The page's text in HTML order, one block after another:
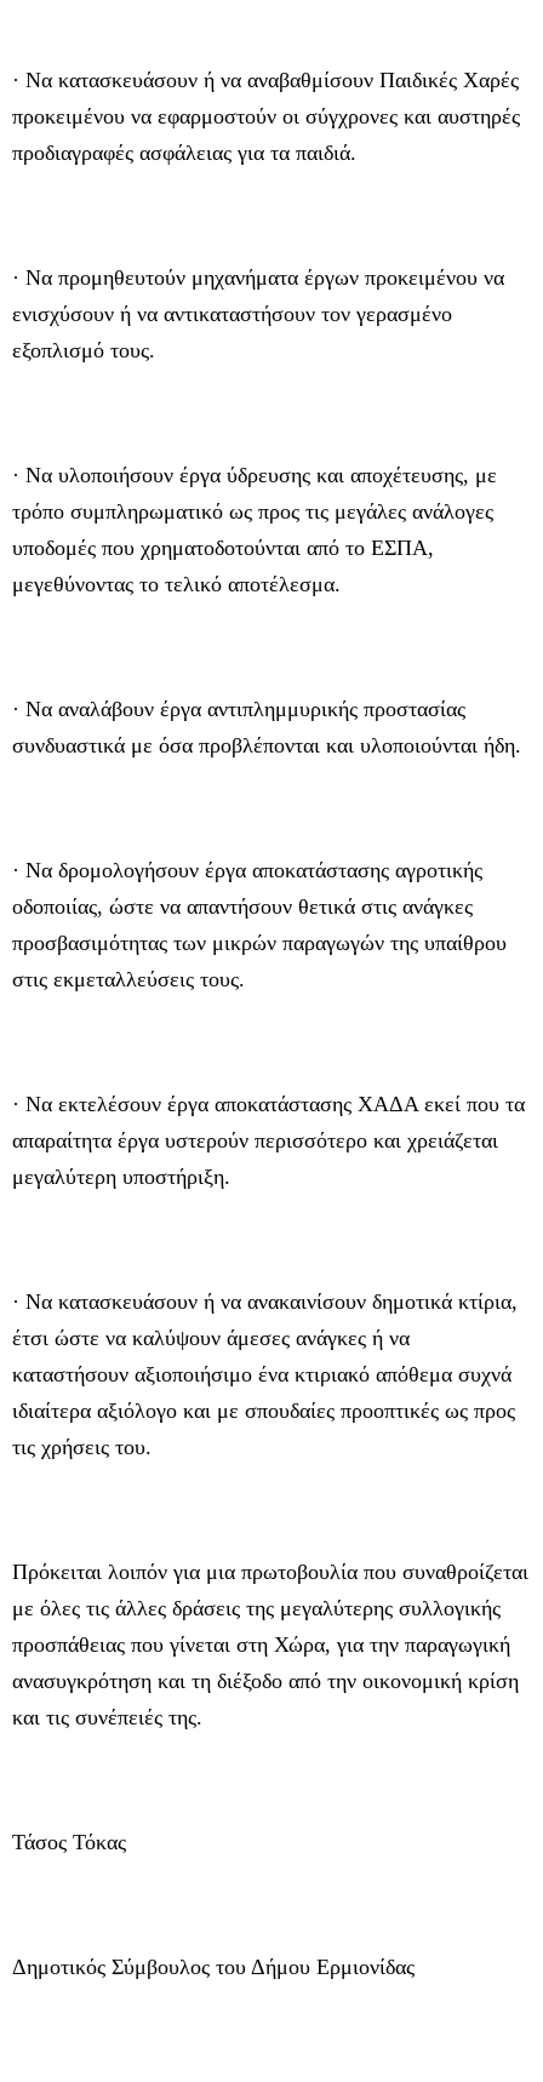
· Να κατασκευάσουν ή να αναβαθμίσουν Παιδικές Χαρές
προκειμένου να εφαρμοστούν οι σύγχρονες και αυστηρές
προδιαγραφές ασφάλειας για τα παιδιά.
· Να προμηθευτούν μηχανήματα έργων προκειμένου να
ενισχύσουν ή να αντικαταστήσουν τον γερασμένο
εξοπλισμό τους.
· Να υλοποιήσουν έργα ύδρευσης και αποχέτευσης, με
τρόπο συμπληρωματικό ως προς τις μεγάλες ανάλογες
υποδομές που χρηματοδοτούνται από το ΕΣΠΑ,
μεγεθύνοντας το τελικό αποτέλεσμα.
· Να αναλάβουν έργα αντιπλημμυρικής προστασίας
συνδυαστικά με όσα προβλέπονται και υλοποιούνται ήδη.
· Να δρομολογήσουν έργα αποκατάστασης αγροτικής
οδοποιίας, ώστε να απαντήσουν θετικά στις ανάγκες
προσβασιμότητας των μικρών παραγωγών της υπαίθρου
στις εκμεταλλεύσεις τους.
· Να εκτελέσουν έργα αποκατάστασης ΧΑΔΑ εκεί που τα
απαραίτητα έργα υστερούν περισσότερο και χρειάζεται
μεγαλύτερη υποστήριξη.
· Να κατασκευάσουν ή να ανακαινίσουν δημοτικά κτίρια,
έτσι ώστε να καλύψουν άμεσες ανάγκες ή να
καταστήσουν αξιοποιήσιμο ένα κτιριακό απόθεμα συχνά
ιδιαίτερα αξιόλογο και με σπουδαίες προοπτικές ως προς
τις χρήσεις του.
Πρόκειται λοιπόν για μια πρωτοβουλία που συναθροίζεται
με όλες τις άλλες δράσεις της μεγαλύτερης συλλογικής
προσπάθειας που γίνεται στη Χώρα, για την παραγωγική
ανασυγκρότηση και τη διέξοδο από την οικονομική κρίση
και τις συνέπειές της.
Τάσος Τόκας
Δημοτικός Σύμβουλος του Δήμου Ερμιονίδας